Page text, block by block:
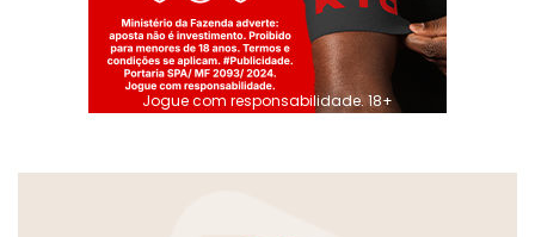
Jogue com responsabilidade. 18+